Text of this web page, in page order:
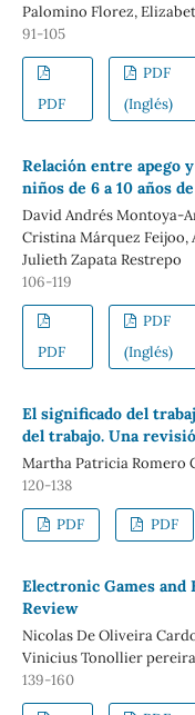
Palomino Florez,
91-105
PDF
PDF
(Inglés)
Relación entre apego
niños de 6 a 10 años
David Andrés Montoya-
Cristina Márquez Feijoo,
Julieth Zapata Restrepo
106-119
PDF
PDF
(Inglés)
El significado del
del trabajo. Una
Martha Patricia Romero
120-138
PDF PDF
Electronic Games
Review
Nicolas De Oliveira
Vinicius Tonollier pereira
139-160